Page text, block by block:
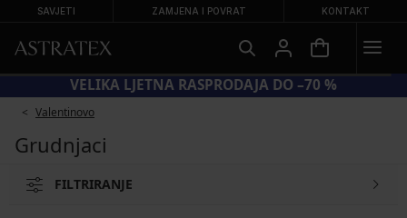
SAVJETI ZAMJENA I POVRAT KONTAKT
KOD BRA20 = GRUDNJACI −20 %
Valentinovo
Grudnjaci
FILTRIRANJE